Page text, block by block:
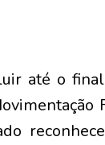
até o